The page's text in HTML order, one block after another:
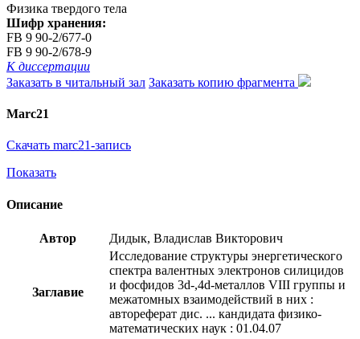
Физика твердого тела
Шифр хранения:
FB 9 90-2/677-0
FB 9 90-2/678-9
К диссертации
Заказать в читальный зал Заказать копию фрагмента
Marc21
Скачать marc21-запись
Показать
Описание
Автор Дидык, Владислав Викторович
Заглавие
Исследование структуры энергетического
спектра валентных электронов силицидов
и фосфидов 3d-,4d-металлов VIII группы и
межатомных взаимодействий в них :
автореферат дис. ... кандидата физико-
математических наук : 01.04.07